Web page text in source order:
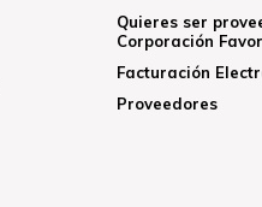
Quieres ser
Corporación
Facturación
Proveedores